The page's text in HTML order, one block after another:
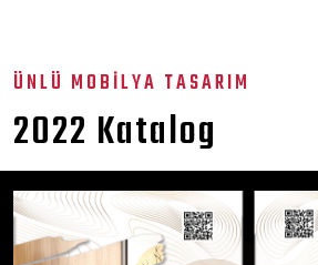
ÜNLÜ MOBİLYA TASARIM
2022 Katalog